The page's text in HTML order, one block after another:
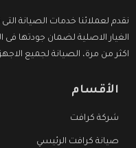
نقدم لعملائنا خدمات الصيانة
الغيار الاصلية لضمان جودتها
اكثر من مرة، الصيانة لجميع
الأقسام
شركة كرافت
صيانة كرافت الرئيسي